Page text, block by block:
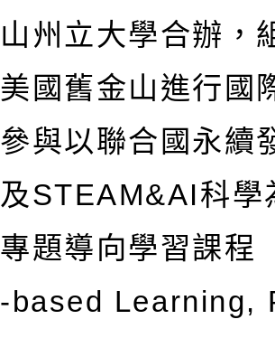
山州立大學合辦，
美國舊金山進行國
參與以聯合國永續
及STEAM&AI科學
專題導向學習課程
-based Learning,